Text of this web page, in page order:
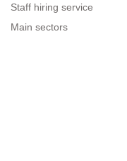
Staff hiring service
Main sectors